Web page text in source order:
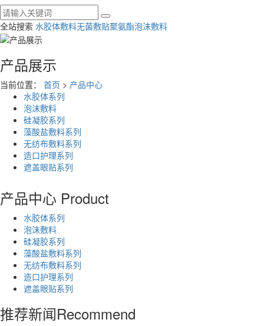
全站搜索 水胶体敷料无菌敷贴聚氨酯泡沫敷料
产品展示
当前位置： 首页 > 产品中心
水胶体系列
泡沫敷料
硅凝胶系列
藻酸盐敷料系列
无纺布敷料系列
造口护理系列
遮盖眼贴系列
产品中心 Product
水胶体系列
泡沫敷料
硅凝胶系列
藻酸盐敷料系列
无纺布敷料系列
造口护理系列
遮盖眼贴系列
推荐新闻Recommend